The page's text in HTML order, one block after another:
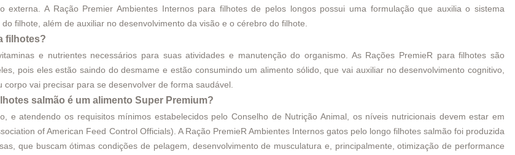
A Ração Premier Ambientes Internos para filhotes de pelos longos possui uma formulação que auxilia o sistema
filhote, além de auxiliar no desenvolvimento da visão e o cérebro do filhote.
filhotes?
e nutrientes necessários para suas atividades e manutenção do organismo. As Rações PremieR para filhotes são
pois eles estão saindo do desmame e estão consumindo um alimento sólido, que vai auxiliar no desenvolvimento cognitivo,
vai precisar para se desenvolver de forma saudável.
salmão é um alimento Super Premium?
e atendendo os requisitos mínimos estabelecidos pelo Conselho de Nutrição Animal, os níveis nutricionais devem estar em
of American Feed Control Officials). A Ração PremieR Ambientes Internos gatos pelo longo filhotes salmão foi produzida
que buscam ótimas condições de pelagem, desenvolvimento de musculatura e, principalmente, otimização de performance